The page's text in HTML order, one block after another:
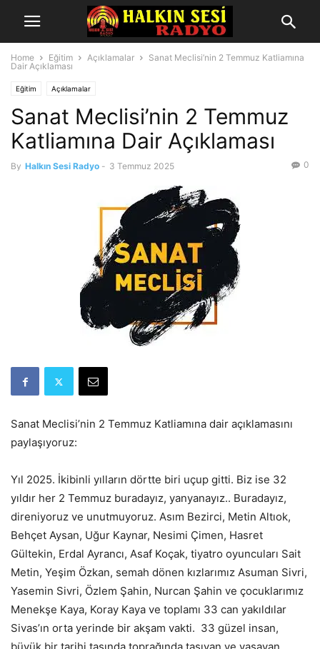
Home Eğitim Açıklamalar
Sanat Meclisi’nin 2 Temmuz Katliamına
Dair Açıklaması
Eğitim Açıklamalar
Sanat Meclisi’nin 2 Temmuz
Katliamına Dair Açıklaması
By Halkın Sesi Radyo - 3 Temmuz 2025 0
Sanat Meclisi’nin 2 Temmuz Katliamına dair açıklamasını
paylaşıyoruz:
Yıl 2025. İkibinli yılların dörtte biri uçup gitti. Biz ise 32
yıldır her 2 Temmuz buradayız, yanyanayız.. Buradayız,
direniyoruz ve unutmuyoruz. Asım Bezirci, Metin Altıok,
Behçet Aysan, Uğur Kaynar, Nesimi Çimen, Hasret
Gültekin, Erdal Ayrancı, Asaf Koçak, tiyatro oyuncuları Sait
Metin, Yeşim Özkan, semah dönen kızlarımız Asuman Sivri,
Yasemin Sivri, Özlem Şahin, Nurcan Şahin ve çocuklarımız
Menekşe Kaya, Koray Kaya ve toplamı 33 can yakıldılar
Sivas’ın orta yerinde bir akşam vakti. 33 güzel insan,